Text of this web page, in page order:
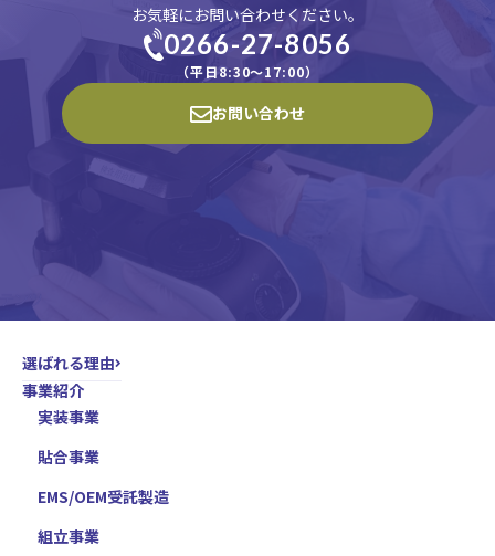
お気軽にお問い合わせください。
0266-27-8056
（平日8:30〜17:00）
お問い合わせ
選ばれる理由
事業紹介
実装事業
貼合事業
EMS/OEM受託製造
組立事業